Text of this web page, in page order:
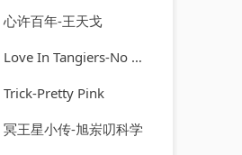
心许百年-王天戈
In Tangiers-No Logo
Trick-Pretty Pink
冥王星小传-旭岽叨科学